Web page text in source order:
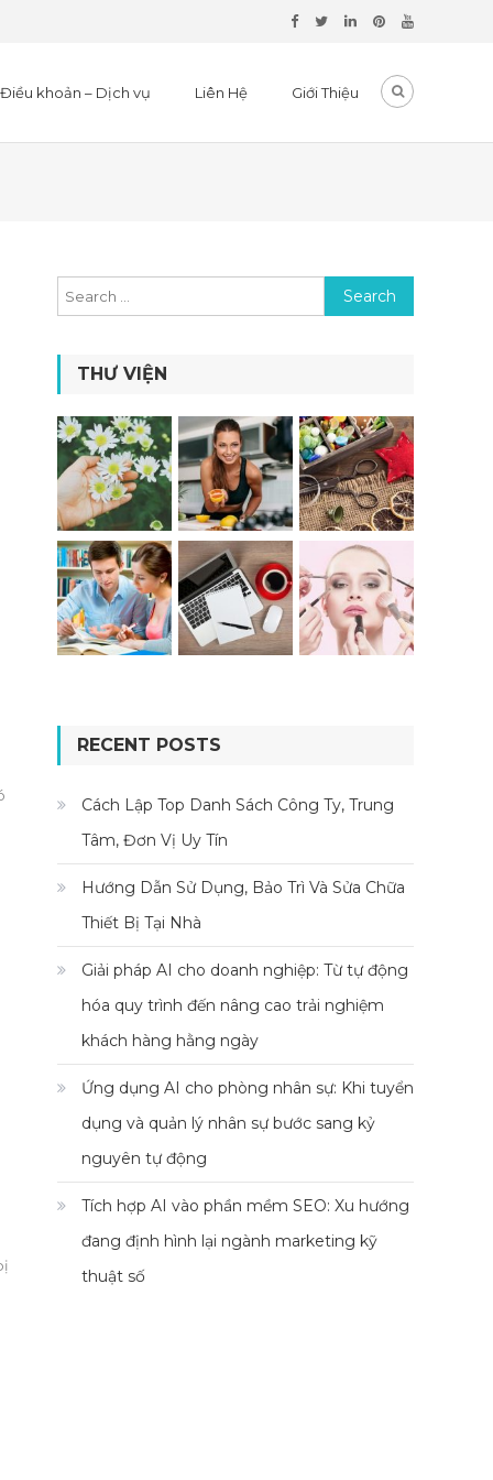
Điều khoản – Dịch vụ Liên Hệ Giới Thiệu
Search for:
THƯ VIỆN
RECENT POSTS
Cách Lập Top Danh Sách Công Ty, Trung
Tâm, Đơn Vị Uy Tín
Hướng Dẫn Sử Dụng, Bảo Trì Và Sửa Chữa
Thiết Bị Tại Nhà
Giải pháp AI cho doanh nghiệp: Từ tự động
hóa quy trình đến nâng cao trải nghiệm
khách hàng hằng ngày
Ứng dụng AI cho phòng nhân sự: Khi tuyển
dụng và quản lý nhân sự bước sang kỷ
nguyên tự động
Tích hợp AI vào phần mềm SEO: Xu hướng
đang định hình lại ngành marketing kỹ
thuật số